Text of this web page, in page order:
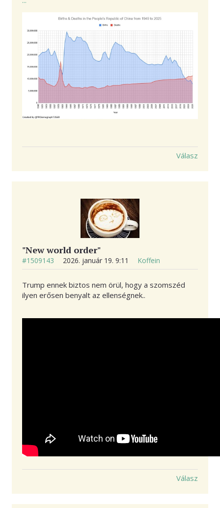
Válasz
"New world order"
#1509143 2026. január 19. 9:11 Koffein
Trump ennek biztos nem örül, hogy a szomszéd
ilyen erősen benyalt az ellenségnek..
Válasz